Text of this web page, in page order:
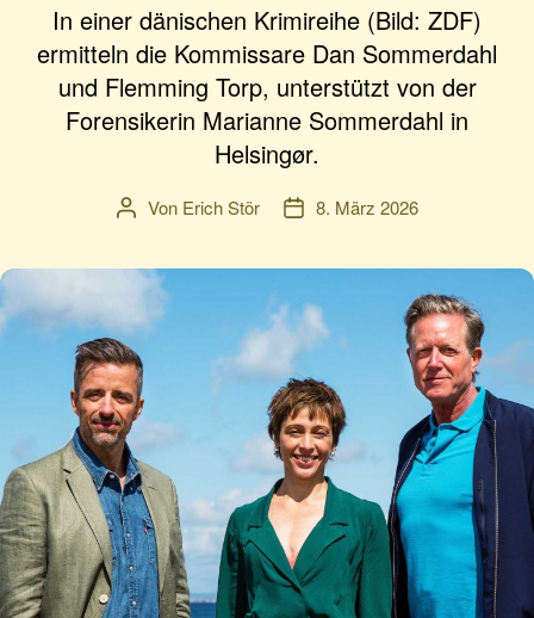
In einer dänischen Krimireihe (Bild: ZDF)
ermitteln die Kommissare Dan Sommerdahl
und Flemming Torp, unterstützt von der
Forensikerin Marianne Sommerdahl in
Helsingør.
Beitragsautor
Von Erich Stör Veröffentlichungsdatum
8. März 2026